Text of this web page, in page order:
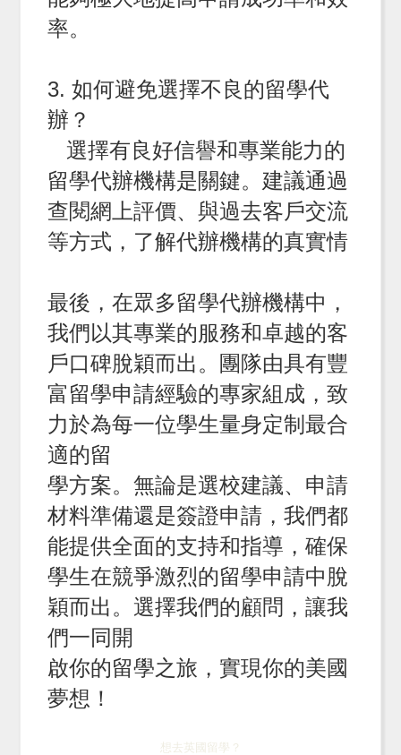
率。
3. 如何避免選擇不良的留學代
辦？
選擇有良好信譽和專業能力的
留學代辦機構是關鍵。建議通過
查閱網上評價、與過去客戶交流
等方式，了解代辦機構的真實情
最後，在眾多留學代辦機構中，
我們以其專業的服務和卓越的客
戶口碑脫穎而出。團隊由具有豐
富留學申請經驗的專家組成，致
力於為每一位學生量身定制最合
適的留
學方案。無論是選校建議、申請
材料準備還是簽證申請，我們都
能提供全面的支持和指導，確保
學生在競爭激烈的留學申請中脫
穎而出。選擇我們的顧問，讓我
們一同開
啟你的留學之旅，實現你的美國
夢想！
想去英國留學？